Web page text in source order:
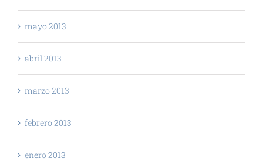
mayo 2013
abril 2013
marzo 2013
febrero 2013
enero 2013